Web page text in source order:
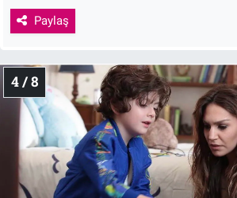
Paylaş
4 / 8